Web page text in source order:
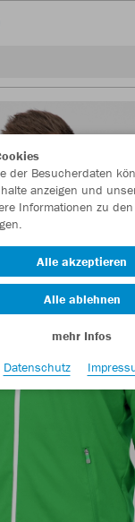
der Besucherdaten
anzeigen und
Informationen zu
Alle akzeptieren
Alle ablehnen
mehr Infos
Datenschutz